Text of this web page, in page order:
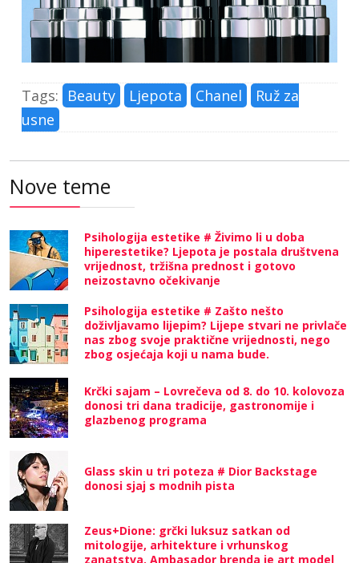
Tags: Beauty Ljepota Chanel
Ruž za
usne
Nove teme
Psihologija estetike # Živimo li u doba
hiperestetike? Ljepota je postala društvena
vrijednost, tržišna prednost i gotovo
neizostavno očekivanje
Psihologija estetike # Zašto nešto
doživljavamo lijepim? Lijepe stvari ne privlače
nas zbog svoje praktične vrijednosti, nego
zbog osjećaja koji u nama bude.
Krčki sajam – Lovrečeva od 8. do 10. kolovoza
donosi tri dana tradicije, gastronomije i
glazbenog programa
Glass skin u tri poteza # Dior Backstage
donosi sjaj s modnih pista
Zeus+Dione: grčki luksuz satkan od
mitologije, arhitekture i vrhunskog
zanatstva. Ambasador brenda je art model